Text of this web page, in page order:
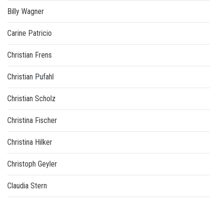
Billy Wagner
Carine Patricio
Christian Frens
Christian Pufahl
Christian Scholz
Christina Fischer
Christina Hilker
Christoph Geyler
Claudia Stern